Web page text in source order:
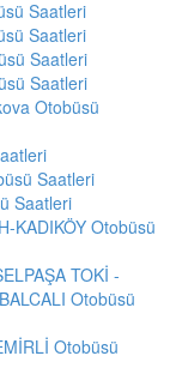
Saatleri
Saatleri
Saatleri
Saatleri
Otobüsü
Saatleri
Saatleri
KADIKÖY Otobüsü
TOKİ -
Otobüsü
Otobüsü